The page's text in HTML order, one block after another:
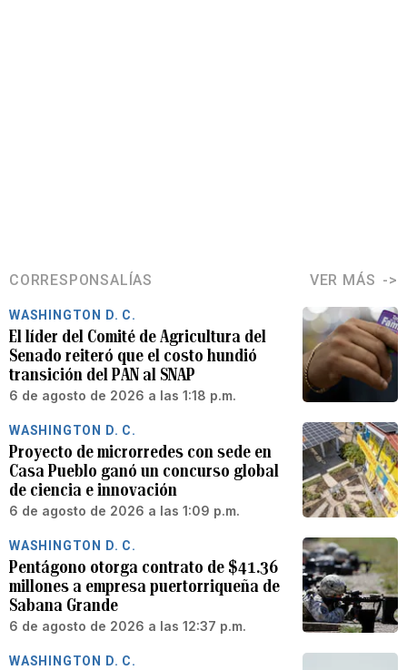
CORRESPONSALÍAS VER MÁS
WASHINGTON D. C.
El líder del Comité de Agricultura del
Senado reiteró que el costo hundió
transición del PAN al SNAP
6 de agosto de 2026 a las 1:18 p.m.
WASHINGTON D. C.
Proyecto de microrredes con sede en
Casa Pueblo ganó un concurso global
de ciencia e innovación
6 de agosto de 2026 a las 1:09 p.m.
WASHINGTON D. C.
Pentágono otorga contrato de $41.36
millones a empresa puertorriqueña de
Sabana Grande
6 de agosto de 2026 a las 12:37 p.m.
WASHINGTON D. C.